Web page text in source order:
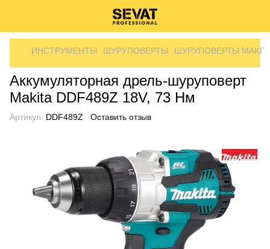
ИНСТРУМЕНТЫ ШУРУПОВЕРТЫ ШУРУПОВЕРТЫ
Аккумуляторная дрель-шуруповерт
Makita DDF489Z 18V, 73 Нм
Артикул: DDF489Z Оставить отзыв